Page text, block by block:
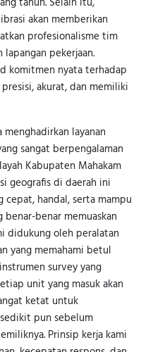
akan memberikan
profesionalisme tim
pekerjaan.
komitmen nyata terhadap
akurat, dan memiliki
layanan
sangat berpengalaman
Kabupaten Mahakam
geografis di daerah ini
cepat, handal, serta mampu
benar memuaskan
didukung oleh peralatan
yang memahami betul
survey yang
unit yang masuk akan
ketat untuk
pun sebelum
Prinsip kerja kami